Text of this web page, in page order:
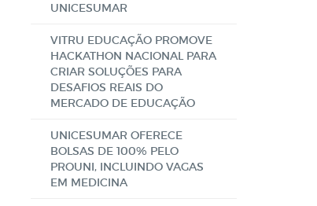
UNICESUMAR
VITRU EDUCAÇÃO PROMOVE
HACKATHON NACIONAL PARA
CRIAR SOLUÇÕES PARA
DESAFIOS REAIS DO
MERCADO DE EDUCAÇÃO
UNICESUMAR OFERECE
BOLSAS DE 100% PELO
PROUNI, INCLUINDO VAGAS
EM MEDICINA